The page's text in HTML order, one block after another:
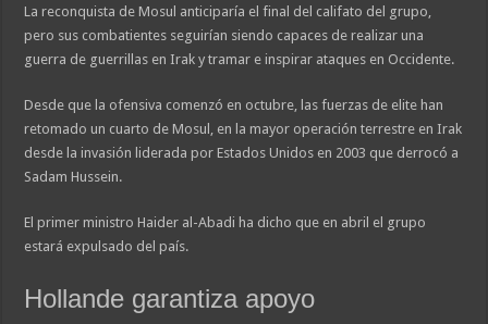
La reconquista de Mosul anticiparía el final del califato del grupo,
pero sus combatientes seguirían siendo capaces de realizar una
guerra de guerrillas en Irak y tramar e inspirar ataques en Occidente.
Desde que la ofensiva comenzó en octubre, las fuerzas de elite han
retomado un cuarto de Mosul, en la mayor operación terrestre en Irak
desde la invasión liderada por Estados Unidos en 2003 que derrocó a
Sadam Hussein.
El primer ministro Haider al-Abadi ha dicho que en abril el grupo
estará expulsado del país.
Hollande garantiza apoyo